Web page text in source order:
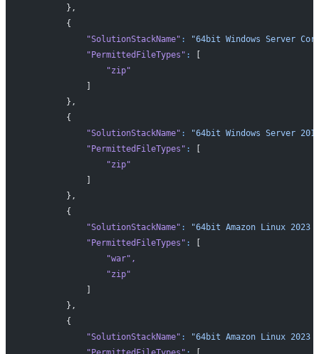
        },
        {
            "SolutionStackName"
:
"64bit Windows Server
            "PermittedFileTypes"
:
[
                "zip"
            ]
        },
        {
            "SolutionStackName"
:
"64bit Windows Server
            "PermittedFileTypes"
:
[
                "zip"
            ]
        },
        {
            "SolutionStackName"
:
"64bit Amazon Linux
            "PermittedFileTypes"
:
[
                "war"
,
                "zip"
            ]
        },
        {
            "SolutionStackName"
:
"64bit Amazon Linux